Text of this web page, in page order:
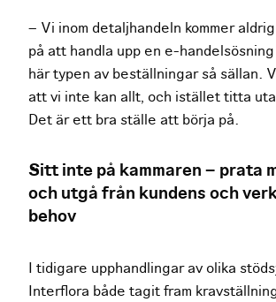
– Vi inom detaljhandeln kommer
på att handla upp en e-
här typen av beställningar så sällan.
att vi inte kan allt, och istället titta
Det är ett bra ställe att börja på.
Sitt inte på kammaren – prata
och utgå från kundens och
behov
I tidigare upphandlingar av olika
Interflora både tagit fram